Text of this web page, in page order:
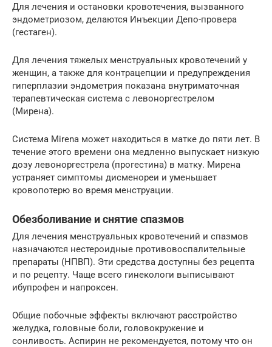
Для лечения и остановки кровотечения, вызванного
эндометриозом, делаются Инъекции Депо-провера
(гестаген).
Для лечения тяжелых менструальных кровотечений у
женщин, а также для контрацепции и предупреждения
гиперплазии эндометрия показана внутриматочная
терапевтическая система с левоноргестрелом
(Мирена).
Система Mirena может находиться в матке до пяти лет. В
течение этого времени она медленно выпускает низкую
дозу левоноргестрела (прогестина) в матку. Мирена
устраняет симптомы дисменореи и уменьшает
кровопотерю во время менструации.
Обезболивание и снятие спазмов
Для лечения менструальных кровотечений и спазмов
назначаются нестероидные противовоспалительные
препараты (НПВП). Эти средства доступны без рецепта
и по рецепту. Чаще всего гинекологи выписывают
ибупрофен и напроксен.
Общие побочные эффекты включают расстройство
желудка, головные боли, головокружение и
сонливость. Аспирин не рекомендуется, потому что он